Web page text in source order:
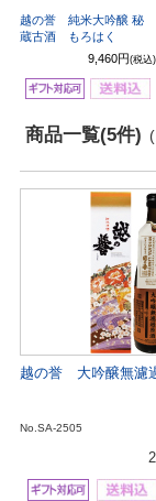
越の誉 純米大吟醸 秘
蔵古酒 もろはく
9,460円 (税込)
商品一覧(5件)
越の誉 大吟醸無濾
No.SA-2505